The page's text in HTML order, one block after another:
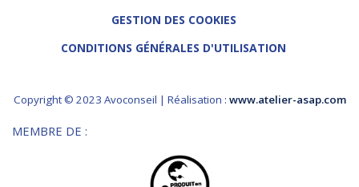
GESTION DES COOKIES
CONDITIONS GÉNÉRALES D'UTILISATION
Copyright © 2023 Avoconseil | Réalisation : www.atelier-asap.com
MEMBRE DE :